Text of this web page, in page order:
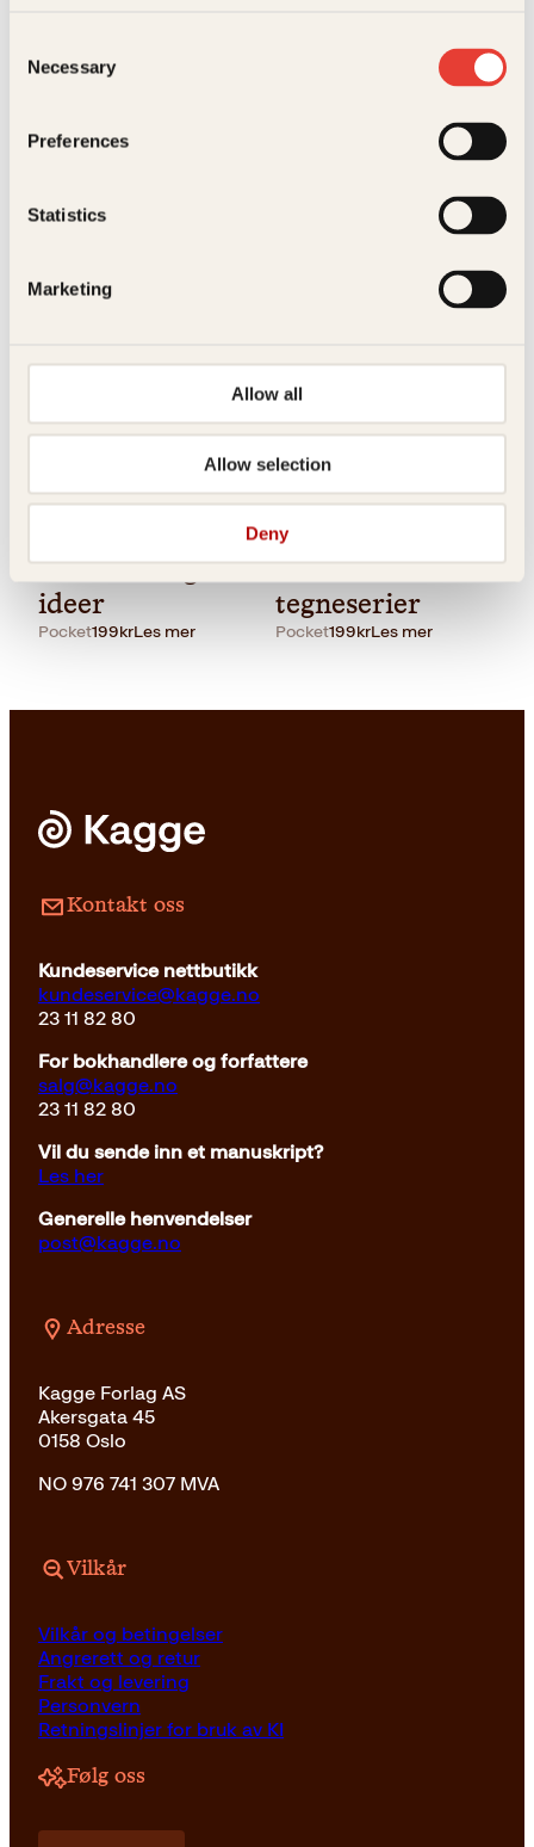
Selection
Necessary
Preferences
Statistics
Marketing
Allow all
Allow selection
Deny
Litteraturtype
Vekk meg når
ideer
Pocket199krLes mer
Øistein Kristiansen
tegneserier
Pocket199krLes mer
Kontakt oss
Kundeservice nettbutikk
kundeservice@kagge.no
23 11 82 80
For bokhandlere og forfattere
salg@kagge.no
23 11 82 80
Vil du sende inn et manuskript?
Les her
Generelle henvendelser
post@kagge.no
Adresse
Kagge Forlag AS
Akersgata 45
0158 Oslo
NO 976 741 307 MVA
Vilkår
Vilkår og betingelser
Angrerett og retur
Frakt og levering
Personvern
Retningslinjer for bruk av KI
Følg oss